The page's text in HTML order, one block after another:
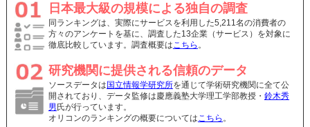
日本最大級の規模による独自の調査
同ランキングは、実際にサービスを利用した5,211名の消費者の
方々のアンケートを基に、調査した13企業（サービス）を対象に
徹底比較しています。調査概要はこちら 。
研究機関に提供される信頼のデータ
ソースデータは 国立情報学研究所を通じて学術研究機関に全て公
開されており、データ監修は慶應義塾大学理工学部教授・ 鈴木秀
男 氏が行っています。
オリコンのランキングの概要についてはこちら 。